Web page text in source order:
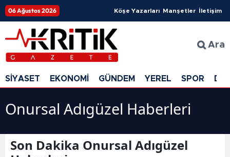
06 Ağustos 2026 Köşe Yazarları Manşetler İletişim
Ara
SİYASET EKONOMİ GÜNDEM YEREL SPOR
Onursal Adıgüzel Haberleri
Son Dakika Onursal Adıgüzel